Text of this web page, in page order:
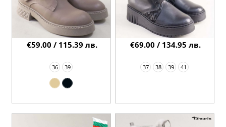
36 39
€59.00 / 115.39 лв.
37 38 39 41
€69.00 / 134.95 лв.